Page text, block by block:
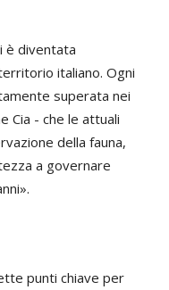
è diventata
italiano. Ogni
superata nei
Cia - che le attuali
della fauna,
a governare
punti chiave per